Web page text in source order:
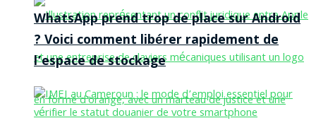
WhatsApp prend trop de place sur Android
? Voici comment libérer rapidement de
l’espace de stockage